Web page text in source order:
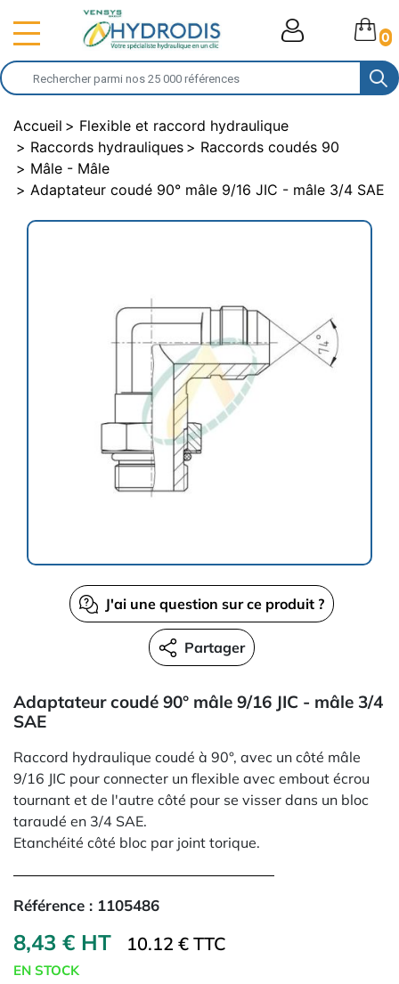
0
Accueil
Flexible et raccord hydraulique
Raccords hydrauliques
Raccords coudés 90
Mâle - Mâle
Adaptateur coudé 90° mâle 9/16 JIC - mâle 3/4 SAE
J'ai une question sur ce produit ?
Partager
Adaptateur coudé 90° mâle 9/16 JIC - mâle 3/4
SAE
Raccord hydraulique coudé à 90°, avec un côté mâle
9/16 JIC pour connecter un flexible avec embout écrou
tournant et de l'autre côté pour se visser dans un bloc
taraudé en 3/4 SAE.
Etanchéité côté bloc par joint torique.
Référence : 1105486
8,43 € HT 10.12 € TTC
EN STOCK